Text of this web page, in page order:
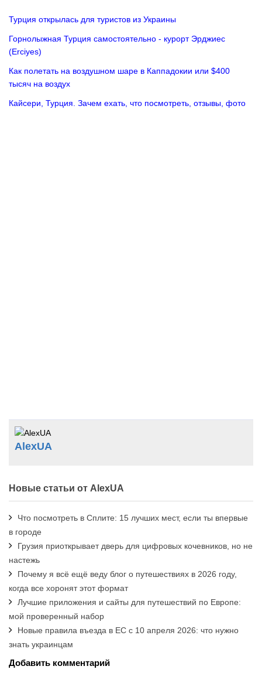
Турция открылась для туристов из Украины
Горнолыжная Турция самостоятельно - курорт Эрджиес
(Erciyes)
Как полетать на воздушном шаре в Каппадокии или $400
тысяч на воздух
Кайсери, Турция. Зачем ехать, что посмотреть, отзывы, фото
AlexUA
Новые статьи от AlexUA
Что посмотреть в Сплите: 15 лучших мест, если ты впервые
в городе
Грузия приоткрывает дверь для цифровых кочевников, но не
настежь
Почему я всё ещё веду блог о путешествиях в 2026 году,
когда все хоронят этот формат
Лучшие приложения и сайты для путешествий по Европе:
мой проверенный набор
Новые правила въезда в ЕС с 10 апреля 2026: что нужно
знать украинцам
Добавить комментарий